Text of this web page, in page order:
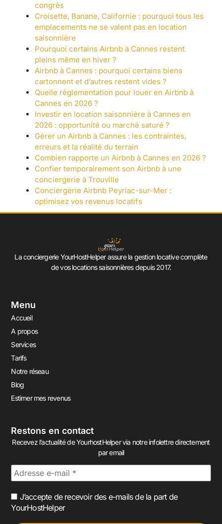
congrès
Croisette, Banane, Californie : pourquoi tous les
emplacements ne se valent pas en location
saisonnière
Pourquoi certains Airbnb à Cannes restent
pleins même en hiver ?
Airbnb à Cannes : pourquoi certains biens
cartonnent et d’autres restent vides ?
Quelle règlementation pour louer en Airbnb à
Cannes en 2026 ?
Investir en location saisonnière à Cannes en
2026 : opportunité ou marché saturé ?
Gérer un Airbnb à Cannes : les contraintes,
erreurs et la réalité du terrain
Combien rapporte un Airbnb à Cannes en 2026 ?
Confier temporairement son Airbnb à une
conciergerie à Trouville
Conciergerie Airbnb Peyriac-sur-Mer :
optimisez vos revenus locatifs
La conciergerie YourHostHelper assure la gestion locative complète
de vos locations saisonnières depuis 2017.
Menu
Accueil
A propos
Services
Tarifs
Notre réseau
Blog
Estimer mes revenus
Restons en contact
Recevez l’actualité de YourhostHelper via notre infolettre directement
par email
J’accepte de recevoir des e-mails de la part de
YourHostHelper